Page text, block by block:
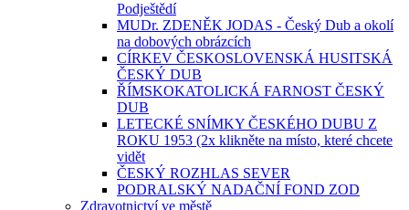
Podještědí
MUDr. ZDENĚK JODAS - Český Dub a okolí
na dobových obrázcích
CÍRKEV ČESKOSLOVENSKÁ HUSITSKÁ
ČESKÝ DUB
ŘÍMSKOKATOLICKÁ FARNOST ČESKÝ
DUB
LETECKÉ SNÍMKY ČESKÉHO DUBU Z
ROKU 1953 (2x klikněte na místo, které chcete
vidět
ČESKÝ ROZHLAS SEVER
PODRALSKÝ NADAČNÍ FOND ZOD
Zdravotnictví ve městě